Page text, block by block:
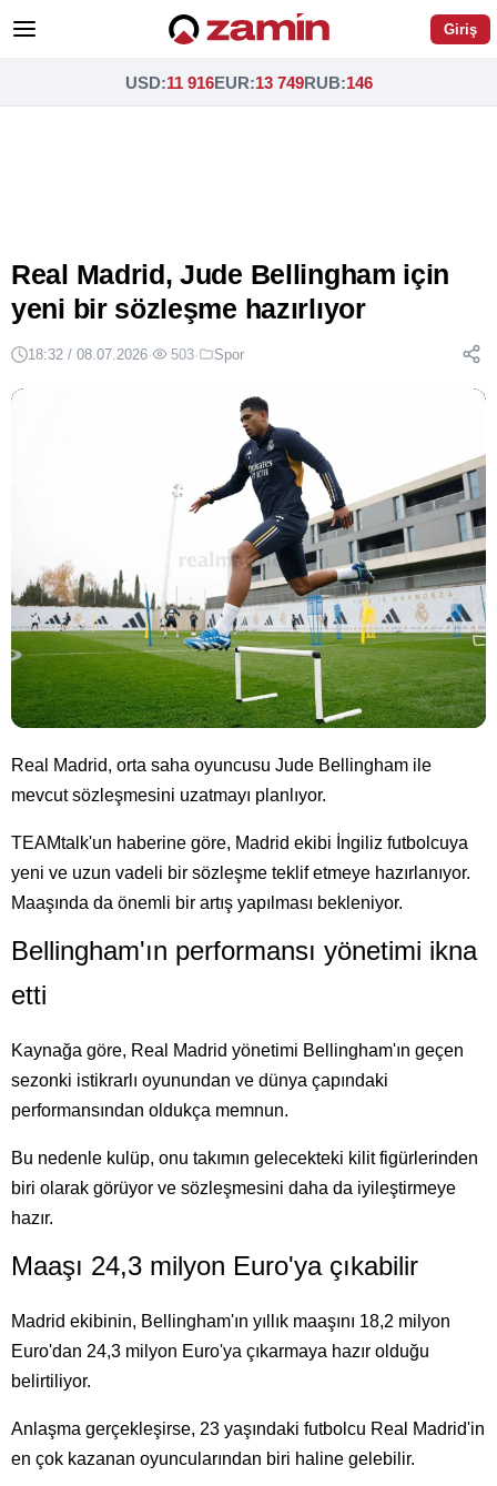
Giriş
USD:11 916EUR:13 749RUB:146
Real Madrid, Jude Bellingham için
yeni bir sözleşme hazırlıyor
18:32 / 08.07.2026· 503· Spor
Real Madrid, orta saha oyuncusu Jude Bellingham ile
mevcut sözleşmesini uzatmayı planlıyor.
TEAMtalk'un haberine göre, Madrid ekibi İngiliz futbolcuya
yeni ve uzun vadeli bir sözleşme teklif etmeye hazırlanıyor.
Maaşında da önemli bir artış yapılması bekleniyor.
Bellingham'ın performansı yönetimi ikna
etti
Kaynağa göre, Real Madrid yönetimi Bellingham'ın geçen
sezonki istikrarlı oyunundan ve dünya çapındaki
performansından oldukça memnun.
Bu nedenle kulüp, onu takımın gelecekteki kilit figürlerinden
biri olarak görüyor ve sözleşmesini daha da iyileştirmeye
hazır.
Maaşı 24,3 milyon Euro'ya çıkabilir
Madrid ekibinin, Bellingham'ın yıllık maaşını 18,2 milyon
Euro'dan 24,3 milyon Euro'ya çıkarmaya hazır olduğu
belirtiliyor.
Anlaşma gerçekleşirse, 23 yaşındaki futbolcu Real Madrid'in
en çok kazanan oyuncularından biri haline gelebilir.